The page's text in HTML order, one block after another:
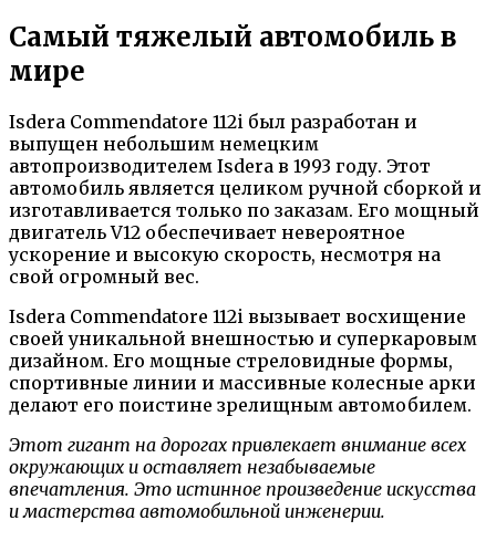
Самый тяжелый автомобиль в
мире
Isdera Commendatore 112i был разработан и
выпущен небольшим немецким
автопроизводителем Isdera в 1993 году. Этот
автомобиль является целиком ручной сборкой и
изготавливается только по заказам. Его мощный
двигатель V12 обеспечивает невероятное
ускорение и высокую скорость, несмотря на
свой огромный вес.
Isdera Commendatore 112i вызывает восхищение
своей уникальной внешностью и суперкаровым
дизайном. Его мощные стреловидные формы,
спортивные линии и массивные колесные арки
делают его поистине зрелищным автомобилем.
Этот гигант на дорогах привлекает внимание всех
окружающих и оставляет незабываемые
впечатления. Это истинное произведение искусства
и мастерства автомобильной инженерии.